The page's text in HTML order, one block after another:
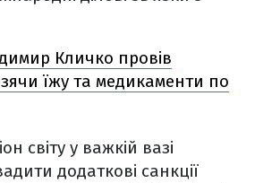
Кличко провів
їжу та медикаменти по
світу у важкій вазі
додаткові санкції